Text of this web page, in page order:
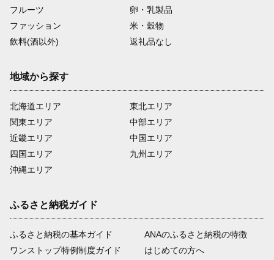
フルーツ
卵・乳製品
ファッション
米・穀物
飲料(酒以外)
返礼品なし
地域から探す
北海道エリア
関東エリア
近畿エリア
四国エリア
沖縄エリア
東北エリア
中部エリア
中国エリア
九州エリア
ふるさと納税ガイド
ふるさと納税の基本ガイド
ワンストップ特例制度ガイド
ANAのふるさと納税の特徴
はじめての方へ